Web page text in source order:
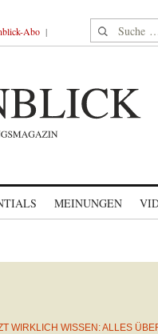
Abo Suche nach:
MEINUNGEN
WIRKLICH WISSEN: ALLES